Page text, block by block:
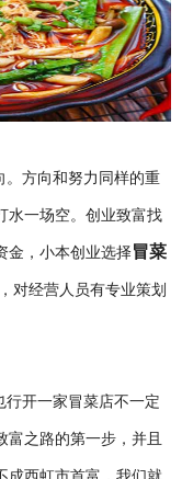
方向和努力同样的重
水一场空。创业致富找
金，小本创业选择冒菜
对经营人员有专业策划
开一家冒菜店不一定
之路的第一步，并且